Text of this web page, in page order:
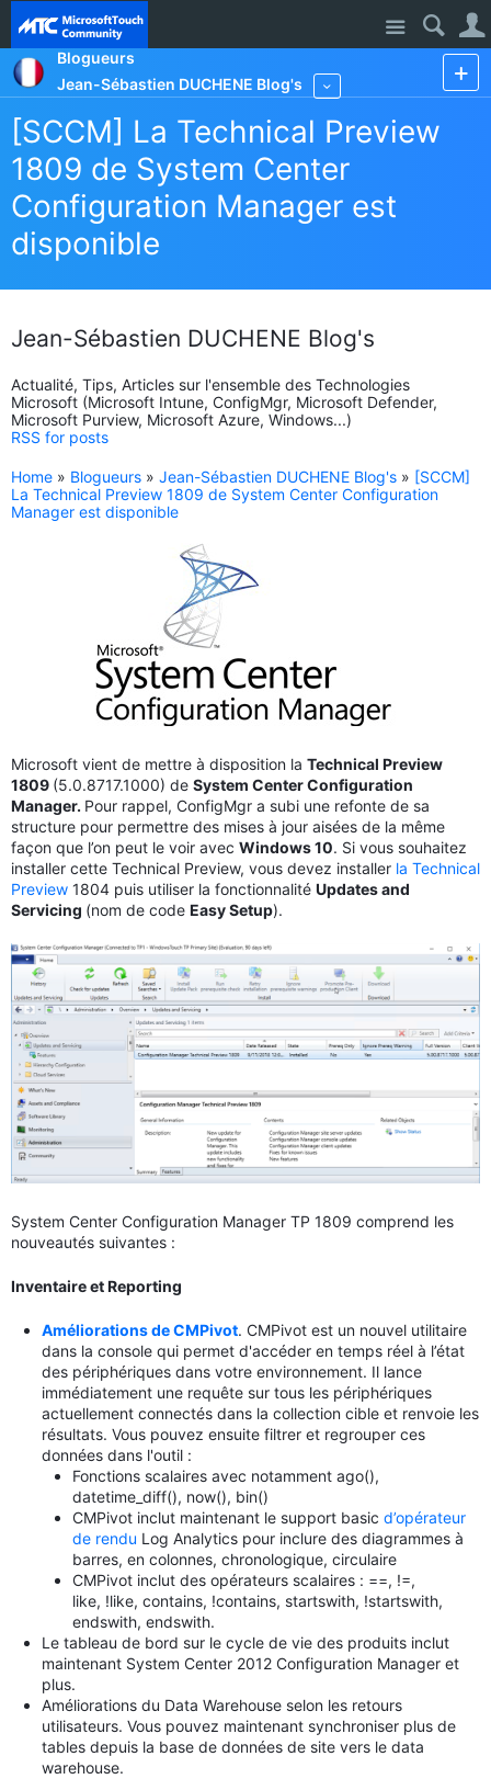
Site
Blogueurs
Jean-Sébastien DUCHENE Blog's
[SCCM] La Technical Preview
1809 de System Center
Configuration Manager est
disponible
Jean-Sébastien DUCHENE Blog's
Actualité, Tips, Articles sur l'ensemble des Technologies
Microsoft (Microsoft Intune, ConfigMgr, Microsoft Defender,
Microsoft Purview, Microsoft Azure, Windows...)
RSS for posts
Home » Blogueurs » Jean-Sébastien DUCHENE Blog's » [SCCM]
La Technical Preview 1809 de System Center Configuration
Manager est disponible
Microsoft vient de mettre à disposition la Technical Preview
1809 (5.0.8717.1000) de System Center Configuration
Manager. Pour rappel, ConfigMgr a subi une refonte de sa
structure pour permettre des mises à jour aisées de la même
façon que l’on peut le voir avec Windows 10. Si vous souhaitez
installer cette Technical Preview, vous devez installer la Technical
Preview 1804 puis utiliser la fonctionnalité Updates and
Servicing (nom de code Easy Setup).
System Center Configuration Manager TP 1809 comprend les
nouveautés suivantes :
Inventaire et Reporting
Améliorations de CMPivot. CMPivot est un nouvel utilitaire
dans la console qui permet d'accéder en temps réel à l’état
des périphériques dans votre environnement. Il lance
immédiatement une requête sur tous les périphériques
actuellement connectés dans la collection cible et renvoie les
résultats. Vous pouvez ensuite filtrer et regrouper ces
données dans l'outil :
Fonctions scalaires avec notamment ago(),
datetime_diff(), now(), bin()
CMPivot inclut maintenant le support basic d’opérateur
de rendu Log Analytics pour inclure des diagrammes à
barres, en colonnes, chronologique, circulaire
CMPivot inclut des opérateurs scalaires : ==, !=,
like, !like, contains, !contains, startswith, !startswith,
endswith, endswith.
Le tableau de bord sur le cycle de vie des produits inclut
maintenant System Center 2012 Configuration Manager et
plus.
Améliorations du Data Warehouse selon les retours
utilisateurs. Vous pouvez maintenant synchroniser plus de
tables depuis la base de données de site vers le data
warehouse.